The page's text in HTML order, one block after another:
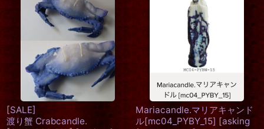
[SALE]
渡り蟹 Crabcandle.
Mariacandle.マリアキャンド
ル[mc04_PYBY_15] [asking